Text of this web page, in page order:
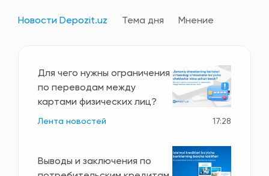
Новости Depozit.uz Тема дня Мнение
Для чего нужны ограничения
по переводам между
картами физических лиц?
Лента новостей 17:28
Выводы и заключения по